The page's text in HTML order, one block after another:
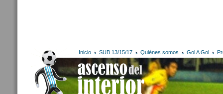
Inicio SUB 13/15/17 Quiénes somos Gol A Gol